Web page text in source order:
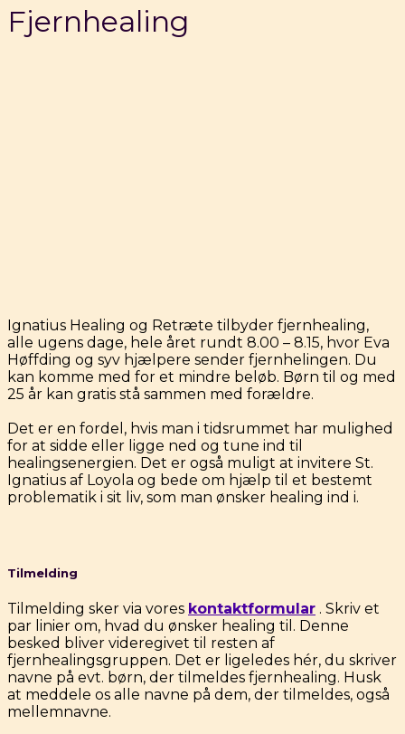
Fjernhealing
Ignatius Healing og Retræte tilbyder fjernhealing,
alle ugens dage, hele året rundt 8.00 – 8.15, hvor Eva
Høffding og syv hjælpere sender fjernhelingen. Du
kan komme med for et mindre beløb. Børn til og med
25 år kan gratis stå sammen med forældre.
Det er en fordel, hvis man i tidsrummet har mulighed
for at sidde eller ligge ned og tune ind til
healingsenergien. Det er også muligt at invitere St.
Ignatius af Loyola og bede om hjælp til et bestemt
problematik i sit liv, som man ønsker healing ind i.
Tilmelding
Tilmelding sker via vores kontaktformular . Skriv et
par linier om, hvad du ønsker healing til. Denne
besked bliver videregivet til resten af
fjernhealingsgruppen. Det er ligeledes hér, du skriver
navne på evt. børn, der tilmeldes fjernhealing. Husk
at meddele os alle navne på dem, der tilmeldes, også
mellemnavne.